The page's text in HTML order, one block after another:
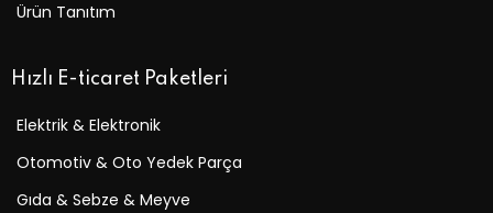
Ürün Tanıtım
Hızlı E-ticaret Paketleri
Elektrik & Elektronik
Otomotiv & Oto Yedek Parça
Gıda & Sebze & Meyve